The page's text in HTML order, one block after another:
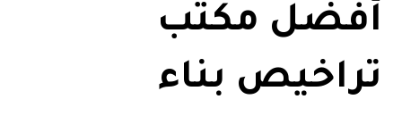
أفضل مكتب
تراخيص بناء